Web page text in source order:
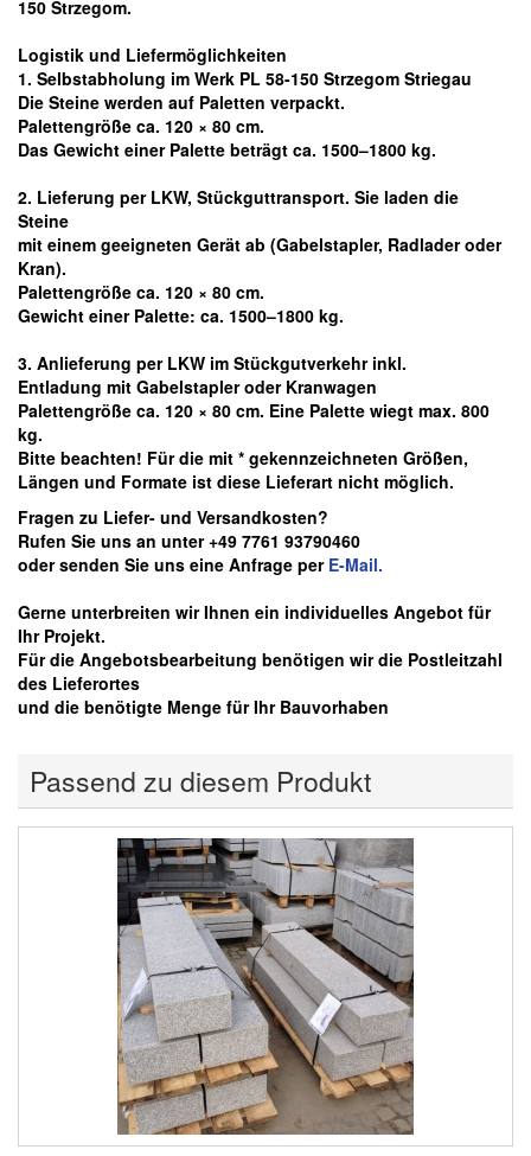
150 Strzegom.
Logistik und Liefermöglichkeiten
1. Selbstabholung im Werk PL 58-150 Strzegom Striegau
Die Steine werden auf Paletten verpackt.
Palettengröße ca. 120 × 80 cm.
Das Gewicht einer Palette beträgt ca. 1500–1800 kg.
2. Lieferung per LKW, Stückguttransport. Sie laden die
Steine
mit einem geeigneten Gerät ab (Gabelstapler, Radlader oder
Kran).
Palettengröße ca. 120 × 80 cm.
Gewicht einer Palette: ca. 1500–1800 kg.
3. Anlieferung per LKW im Stückgutverkehr inkl.
Entladung mit Gabelstapler oder Kranwagen
Palettengröße ca. 120 × 80 cm. Eine Palette wiegt max. 800
kg.
Bitte beachten! Für die mit * gekennzeichneten Größen,
Längen und Formate ist diese Lieferart nicht möglich.
Fragen zu Liefer- und Versandkosten?
Rufen Sie uns an unter +49 7761 93790460
oder senden Sie uns eine Anfrage per E-Mail.
Gerne unterbreiten wir Ihnen ein individuelles Angebot für
Ihr Projekt.
Für die Angebotsbearbeitung benötigen wir die Postleitzahl
des Lieferortes
und die benötigte Menge für Ihr Bauvorhaben
Passend zu diesem Produkt